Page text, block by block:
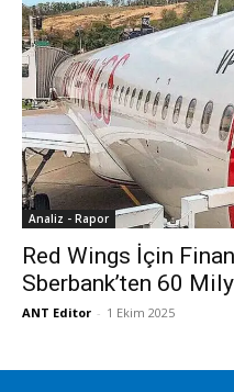
Analiz - Rapor
Red Wings İçin
Sberbank’ten 60
ANT Editor - 1 Ekim 2025